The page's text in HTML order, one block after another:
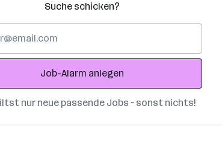
Suche schicken?
Job-Alarm anlegen
nur neue passende Jobs – sonst nichts!